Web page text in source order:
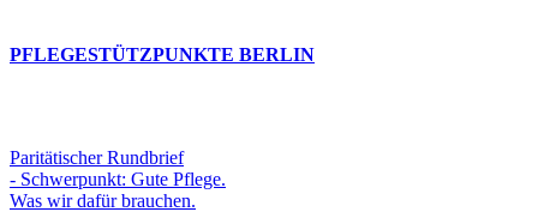
PFLEGESTÜTZPUNKTE BERLIN
Paritätischer Rundbrief
- Schwerpunkt: Gute Pflege.
Was wir dafür brauchen.